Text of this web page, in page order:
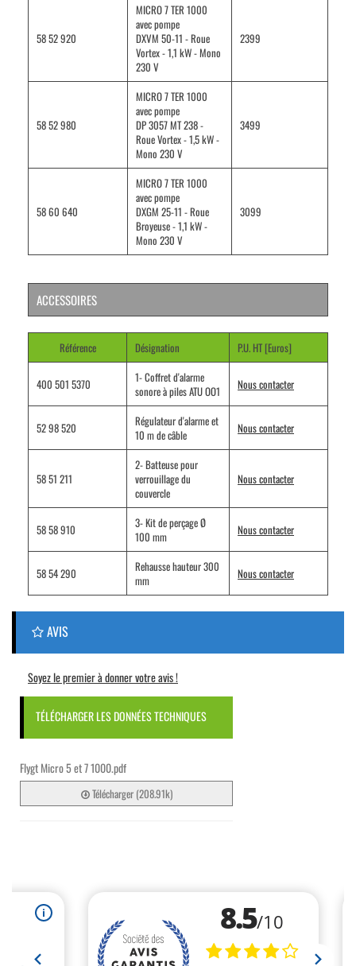
58 52 920
MICRO 7 TER 1000
avec pompe
DXVM 50-11 - Roue
Vortex - 1,1 kW - Mono
230 V
2399
58 52 980
MICRO 7 TER 1000
avec pompe
DP 3057 MT 238 -
Roue Vortex - 1,5 kW -
Mono 230 V
3499
58 60 640
MICRO 7 TER 1000
avec pompe
DXGM 25-11 - Roue
Broyeuse - 1,1 kW -
Mono 230 V
3099
ACCESSOIRES
Référence Désignation P.U. HT [Euros]
400 501 5370
1- Coffret d'alarme
sonore à piles ATU OO1
Nous contacter
52 98 520
Régulateur d'alarme et
10 m de câble
Nous contacter
58 51 211
2- Batteuse pour
verrouillage du
couvercle
Nous contacter
58 58 910
3- Kit de perçage Ø
100 mm
Nous contacter
58 54 290
Rehausse hauteur 300
mm
Nous contacter
AVIS
Soyez le premier à donner votre avis !
TÉLÉCHARGER LES DONNÉES TECHNIQUES
Flygt Micro 5 et 7 1000.pdf
Télécharger (208.91k)